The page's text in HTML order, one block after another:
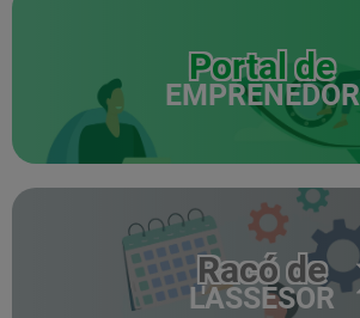
Portal de
EMPRENEDOR
Racó de
L'ASSESOR